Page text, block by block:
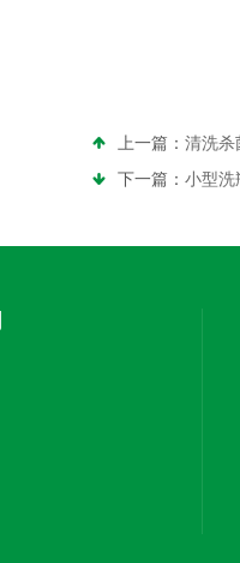
上一篇： 清洗杀
下一篇： 小型洗